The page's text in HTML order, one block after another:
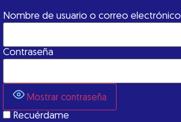
Nombre de usuario o correo electrónico
Contraseña
Mostrar contraseña
Recuérdame